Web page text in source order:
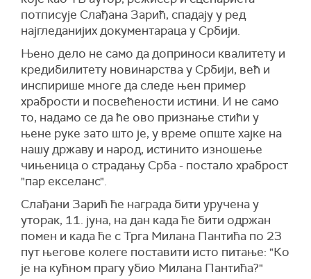
потписује Слађана Зарић, спадају у ред
најгледанијих документараца у Србији.
Њено дело не само да доприноси квалитету и
кредибилитету новинарства у Србији, већ и
инспирише многе да следе њен пример
храбрости и посвећености истини. И не само
то, надамо се да ће ово признање стићи у
њене руке зато што је, у време опште хајке на
нашу државу и народ, истинито изношење
чињеница о страдању Срба - постало храброст
"пар екселанс".
Слађани Зарић ће награда бити уручена у
уторак, 11. јуна, на дан када ће бити одржан
помен и када ће с Трга Милана Пантића по 23
пут његове колеге поставити исто питање: "Ко
је на кућном прагу убио Милана Пантића?"